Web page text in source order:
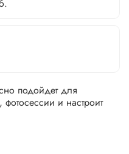
подойдет для
и настроит